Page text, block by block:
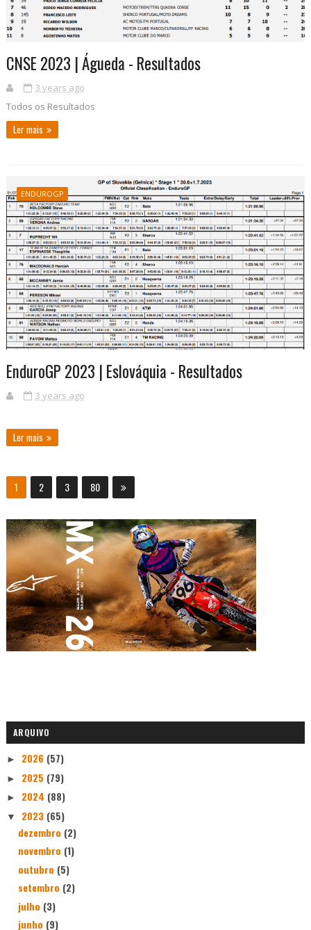
CNSE 2023 | Águeda - Resultados
3 years ago
Todos os Resultados
Ler mais
ENDUROGP
EnduroGP 2023 | Eslováquia - Resultados
3 years ago
Ler mais
1 2 3 80
ARQUIVO
► 2026 (57)
► 2025 (79)
► 2024 (88)
▼ 2023 (65)
dezembro (2)
novembro (1)
outubro (5)
setembro (2)
julho (3)
junho (9)